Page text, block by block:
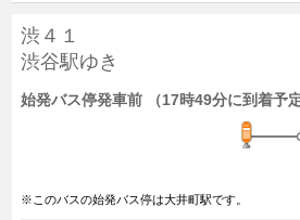
渋４１
渋谷駅ゆき
始発バス停発車前 （17時49分に到着予
※このバスの始発バス停は大井町駅です。